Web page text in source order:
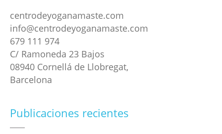
centrodeyoganamaste.com
info@centrodeyoganamaste.com
679 111 974
C/ Ramoneda 23 Bajos
08940 Cornellá de Llobregat,
Barcelona
Publicaciones recientes